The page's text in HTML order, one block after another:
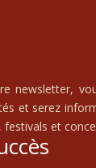
newsletter,
et serez
festivals et